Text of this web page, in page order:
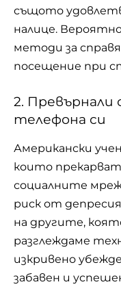
същото
налице.
методи за
посещение при
2. Превърнали
телефона си
Американски
които
социалните
риск от
на другите,
разглеждаме
изкривено
забавен и